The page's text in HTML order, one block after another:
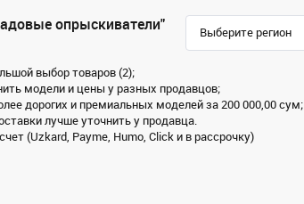
опрыскиватели"
Выберите регион
выбор товаров (2);
модели и цены у разных продавцов;
дорогих и премиальных моделей за 200 000,00 сум;
лучше уточнить у продавца.
(Uzkard, Payme, Humo, Click и в рассрочку)